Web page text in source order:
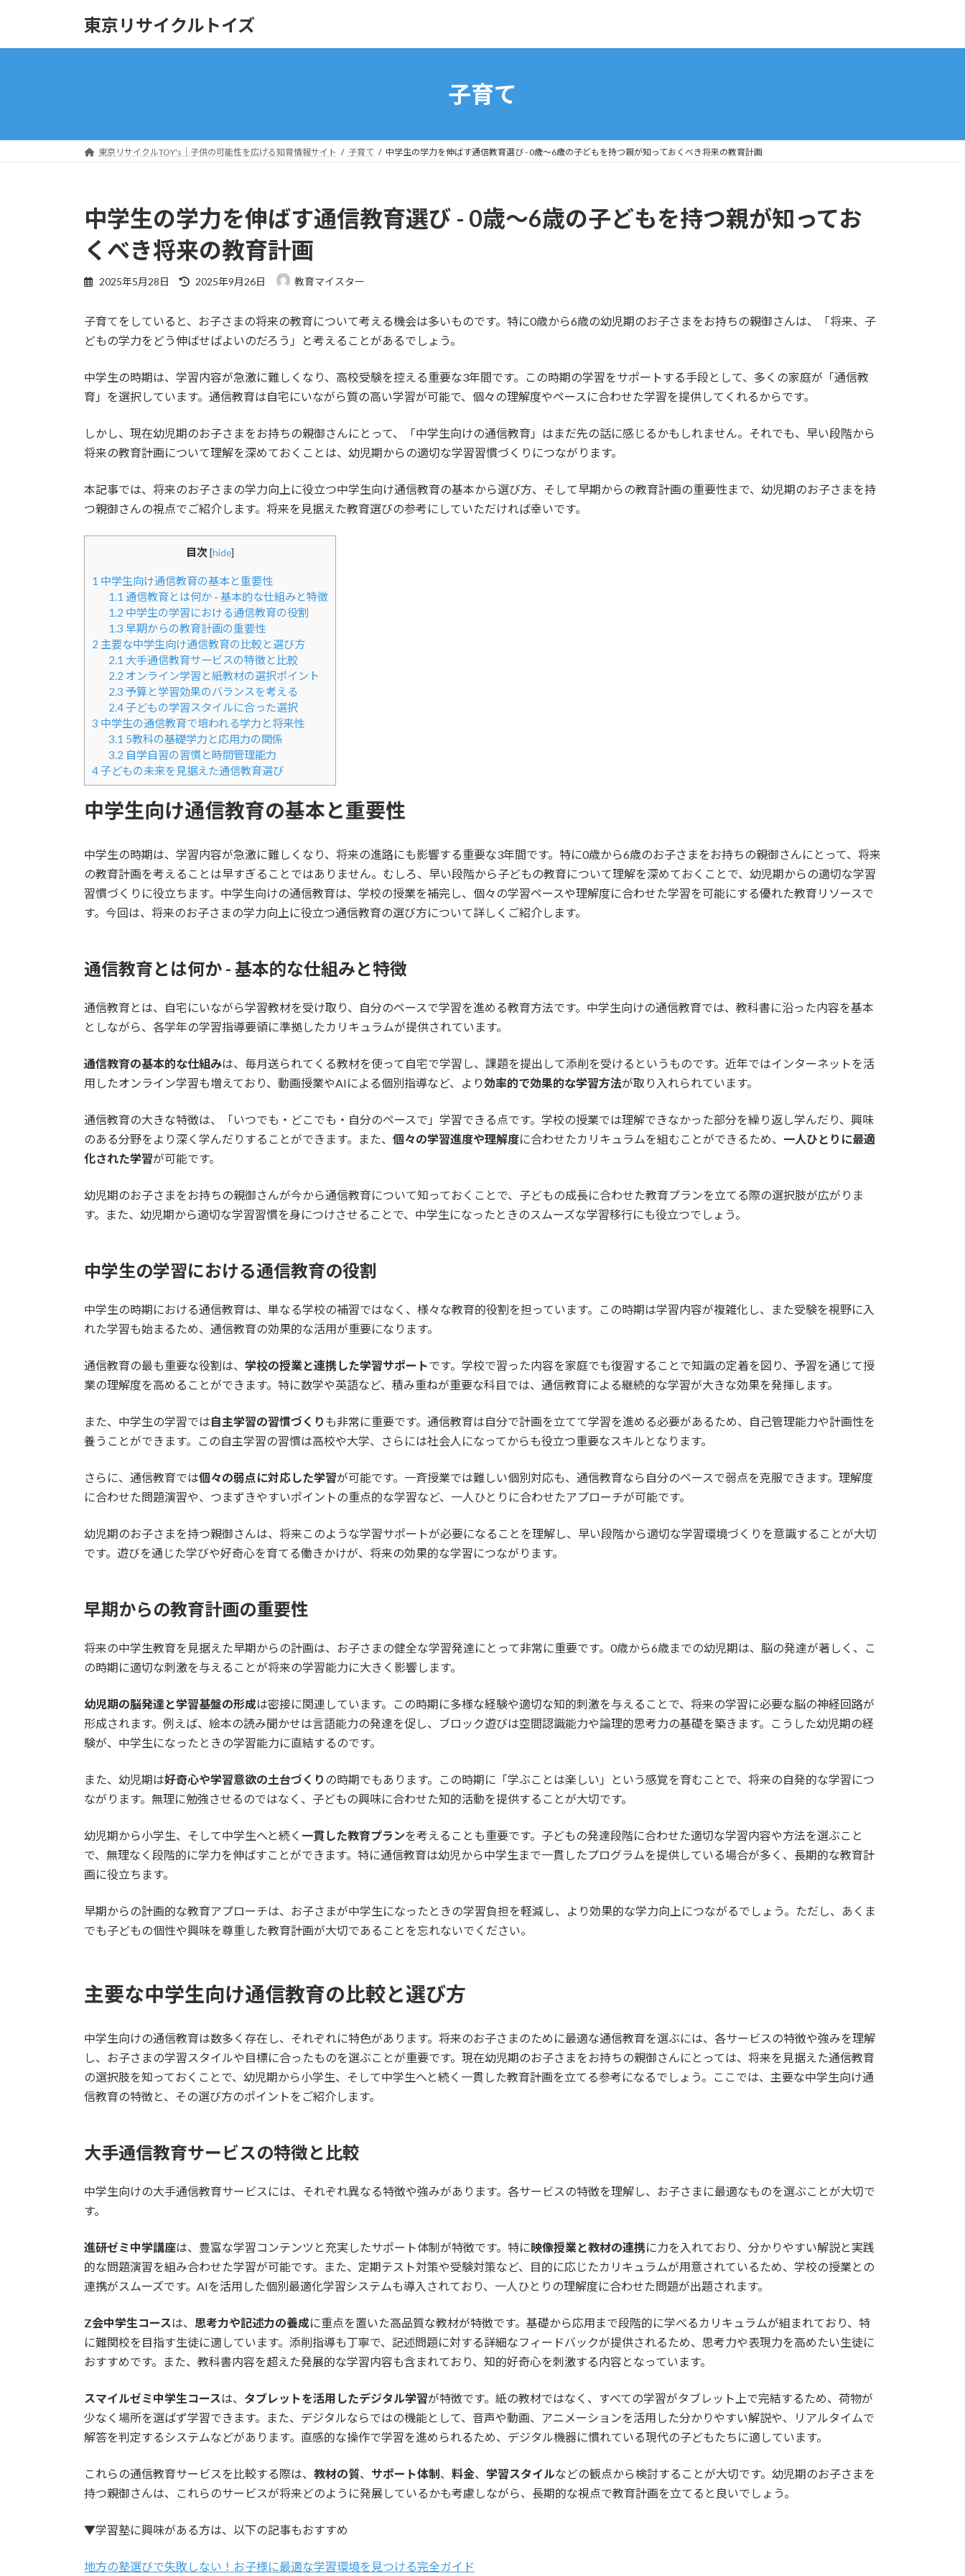
東京リサイクルトイズ
子育て
東京リサイクルTOY's｜子供の可能性を広げる知育情報サイト 子育て 中学生の学力を伸ばす通信教育選び - 0歳〜6歳の子どもを持つ親が知っておくべき将来の教育計画
中学生の学力を伸ばす通信教育選び - 0歳〜6歳の子どもを持つ親が知ってお
くべき将来の教育計画
2025年5月28日
最
新
日
2025年9月26日 教育マイスター
子育てをしていると、お子さまの将来の教育について考える機会は多いものです。特に0歳から6歳の幼児期のお子さまをお持ちの親御さんは、「将来、子
どもの学力をどう伸ばせばよいのだろう」と考えることがあるでしょう。
中学生の時期は、学習内容が急激に難しくなり、高校受験を控える重要な3年間です。この時期の学習をサポートする手段として、多くの家庭が「通信教
育」を選択しています。通信教育は自宅にいながら質の高い学習が可能で、個々の理解度やペースに合わせた学習を提供してくれるからです。
しかし、現在幼児期のお子さまをお持ちの親御さんにとって、「中学生向けの通信教育」はまだ先の話に感じるかもしれません。それでも、早い段階から
将来の教育計画について理解を深めておくことは、幼児期からの適切な学習習慣づくりにつながります。
本記事では、将来のお子さまの学力向上に役立つ中学生向け通信教育の基本から選び方、そして早期からの教育計画の重要性まで、幼児期のお子さまを持
つ親御さんの視点でご紹介します。将来を見据えた教育選びの参考にしていただければ幸いです。
目次[hide]
1 中学生向け通信教育の基本と重要性
1.1 通信教育とは何か - 基本的な仕組みと特徴
1.2 中学生の学習における通信教育の役割
1.3 早期からの教育計画の重要性
2 主要な中学生向け通信教育の比較と選び方
2.1 大手通信教育サービスの特徴と比較
2.2 オンライン学習と紙教材の選択ポイント
2.3 予算と学習効果のバランスを考える
2.4子どもの学習スタイルに合った選択
3 中学生の通信教育で培われる学力と将来性
3.1 5教科の基礎学力と応用力の関係
3.2 自学自習の習慣と時間管理能力
4子どもの未来を見据えた通信教育選び
中学生向け通信教育の基本と重要性
中学生の時期は、学習内容が急激に難しくなり、将来の進路にも影響する重要な3年間です。特に0歳から6歳のお子さまをお持ちの親御さんにとって、将来
の教育計画を考えることは早すぎることではありません。むしろ、早い段階から子どもの教育について理解を深めておくことで、幼児期からの適切な学習
習慣づくりに役立ちます。中学生向けの通信教育は、学校の授業を補完し、個々の学習ペースや理解度に合わせた学習を可能にする優れた教育リソースで
す。今回は、将来のお子さまの学力向上に役立つ通信教育の選び方について詳しくご紹介します。
通信教育とは何か - 基本的な仕組みと特徴
通信教育とは、自宅にいながら学習教材を受け取り、自分のペースで学習を進める教育方法です。中学生向けの通信教育では、教科書に沿った内容を基本
としながら、各学年の学習指導要領に準拠したカリキュラムが提供されています。
通信教育の基本的な仕組みは、毎月送られてくる教材を使って自宅で学習し、課題を提出して添削を受けるというものです。近年ではインターネットを活
用したオンライン学習も増えており、動画授業やAIによる個別指導など、より効率的で効果的な学習方法が取り入れられています。
通信教育の大きな特徴は、「いつでも・どこでも・自分のペースで」学習できる点です。学校の授業では理解できなかった部分を繰り返し学んだり、興味
のある分野をより深く学んだりすることができます。また、 個々の学習進度や理解度に合わせたカリキュラムを組むことができるため、 一人ひとりに最適
化された学習が可能です。
幼児期のお子さまをお持ちの親御さんが今から通信教育について知っておくことで、子どもの成長に合わせた教育プランを立てる際の選択肢が広がりま
す。また、幼児期から適切な学習習慣を身につけさせることで、中学生になったときのスムーズな学習移行にも役立つでしょう。
中学生の学習における通信教育の役割
中学生の時期における通信教育は、単なる学校の補習ではなく、様々な教育的役割を担っています。この時期は学習内容が複雑化し、また受験を視野に入
れた学習も始まるため、通信教育の効果的な活用が重要になります。
通信教育の最も重要な役割は、 学校の授業と連携した学習サポートです。学校で習った内容を家庭でも復習することで知識の定着を図り、予習を通じて授
業の理解度を高めることができます。特に数学や英語など、積み重ねが重要な科目では、通信教育による継続的な学習が大きな効果を発揮します。
また、中学生の学習では自主学習の習慣づくり も非常に重要です。通信教育は自分で計画を立てて学習を進める必要があるため、自己管理能力や計画性を
養うことができます。この自主学習の習慣は高校や大学、さらには社会人になってからも役立つ重要なスキルとなります。
さらに、通信教育では個々の弱点に対応した学習が可能です。一斉授業では難しい個別対応も、通信教育なら自分のペースで弱点を克服できます。理解度
に合わせた問題演習や、つまずきやすいポイントの重点的な学習など、一人ひとりに合わせたアプローチが可能です。
幼児期のお子さまを持つ親御さんは、将来このような学習サポートが必要になることを理解し、早い段階から適切な学習環境づくりを意識することが大切
です。遊びを通じた学びや好奇心を育てる働きかけが、将来の効果的な学習につながります。
早期からの教育計画の重要性
将来の中学生教育を見据えた早期からの計画は、お子さまの健全な学習発達にとって非常に重要です。0歳から6歳までの幼児期は、脳の発達が著しく、こ
の時期に適切な刺激を与えることが将来の学習能力に大きく影響します。
幼児期の脳発達と学習基盤の形成は密接に関連しています。この時期に多様な経験や適切な知的刺激を与えることで、将来の学習に必要な脳の神経回路が
形成されます。例えば、絵本の読み聞かせは言語能力の発達を促し、ブロック遊びは空間認識能力や論理的思考力の基礎を築きます。こうした幼児期の経
験が、中学生になったときの学習能力に直結するのです。
また、幼児期は好奇心や学習意欲の土台づくり の時期でもあります。この時期に「学ぶことは楽しい」という感覚を育むことで、将来の自発的な学習につ
ながります。無理に勉強させるのではなく、子どもの興味に合わせた知的活動を提供することが大切です。
幼児期から小学生、そして中学生へと続く 一貫した教育プランを考えることも重要です。子どもの発達段階に合わせた適切な学習内容や方法を選ぶこと
で、無理なく段階的に学力を伸ばすことができます。特に通信教育は幼児から中学生まで一貫したプログラムを提供している場合が多く、長期的な教育計
画に役立ちます。
早期からの計画的な教育アプローチは、お子さまが中学生になったときの学習負担を軽減し、より効果的な学力向上につながるでしょう。ただし、あくま
でも子どもの個性や興味を尊重した教育計画が大切であることを忘れないでください。
主要な中学生向け通信教育の比較と選び方
中学生向けの通信教育は数多く存在し、それぞれに特色があります。将来のお子さまのために最適な通信教育を選ぶには、各サービスの特徴や強みを理解
し、お子さまの学習スタイルや目標に合ったものを選ぶことが重要です。現在幼児期のお子さまをお持ちの親御さんにとっては、将来を見据えた通信教育
の選択肢を知っておくことで、幼児期から小学生、そして中学生へと続く一貫した教育計画を立てる参考になるでしょう。ここでは、主要な中学生向け通
信教育の特徴と、その選び方のポイントをご紹介します。
大手通信教育サービスの特徴と比較
中学生向けの大手通信教育サービスには、それぞれ異なる特徴や強みがあります。各サービスの特徴を理解し、お子さまに最適なものを選ぶことが大切で
す。
進研ゼミ中学講座は、豊富な学習コンテンツと充実したサポート体制が特徴です。特に映像授業と教材の連携に力を入れており、分かりやすい解説と実践
的な問題演習を組み合わせた学習が可能です。また、定期テスト対策や受験対策など、目的に応じたカリキュラムが用意されているため、学校の授業との
連携がスムーズです。AIを活用した個別最適化学習システムも導入されており、一人ひとりの理解度に合わせた問題が出題されます。
Z会中学生コースは、 思考力や記述力の養成に重点を置いた高品質な教材が特徴です。基礎から応用まで段階的に学べるカリキュラムが組まれており、特
に難関校を目指す生徒に適しています。添削指導も丁寧で、記述問題に対する詳細なフィードバックが提供されるため、思考力や表現力を高めたい生徒に
おすすめです。また、教科書内容を超えた発展的な学習内容も含まれており、知的好奇心を刺激する内容となっています。
スマイルゼミ中学生コースは、 タブレットを活用したデジタル学習が特徴です。紙の教材ではなく、すべての学習がタブレット上で完結するため、荷物が
少なく場所を選ばず学習できます。また、デジタルならではの機能として、音声や動画、アニメーションを活用した分かりやすい解説や、リアルタイムで
解答を判定するシステムなどがあります。直感的な操作で学習を進められるため、デジタル機器に慣れている現代の子どもたちに適しています。
これらの通信教育サービスを比較する際は、 教材の質、 サポート体制 、 料金、 学習スタイルなどの観点から検討することが大切です。幼児期のお子さまを
持つ親御さんは、これらのサービスが将来どのように発展しているかも考慮しながら、長期的な視点で教育計画を立てると良いでしょう。
▼学習塾に興味がある方は、以下の記事もおすすめ
地方の塾選びで失敗しない！お子様に最適な学習環境を見つける完全ガイド